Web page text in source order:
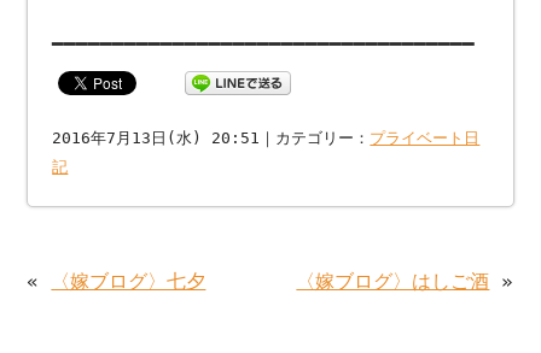
━━━━━━━━━━━━━━━━━━━━━━━━━━━━━━━━━━━
2016年7月13日(水) 20:51｜カテゴリー： プライベート日
記
« 〈嫁ブログ〉七夕 〈嫁ブログ〉はしご酒 »